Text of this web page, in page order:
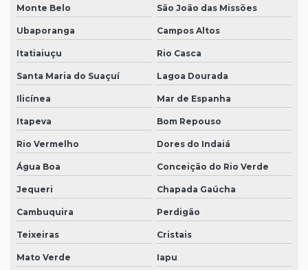
Monte Belo São João das Missões
Ubaporanga Campos Altos
Itatiaiuçu Rio Casca
Santa Maria do Suaçuí Lagoa Dourada
Ilicínea Mar de Espanha
Itapeva Bom Repouso
Rio Vermelho Dores do Indaiá
Água Boa Conceição do Rio Verde
Jequeri Chapada Gaúcha
Cambuquira Perdigão
Teixeiras Cristais
Mato Verde Iapu